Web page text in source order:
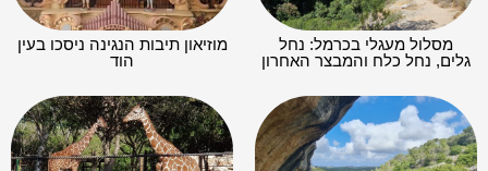
מסלול מעגלי בכרמל: נחל
גלים, נחל כלח והמבצר האחרון
מוזיאון תיבות הנגינה ניסכו בעין
הוד